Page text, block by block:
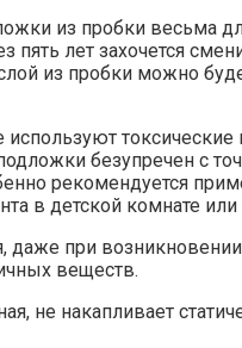
из пробки весьма
пять лет захочется
из пробки можно
используют токсические
безупречен с
рекомендуется
в детской комнате или
даже при
веществ.
не накапливает